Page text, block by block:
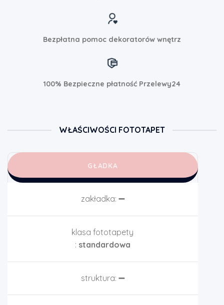
Bezpłatna pomoc dekoratorów wnętrz
100% Bezpieczne płatność Przelewy24
WŁAŚCIWOŚCI FOTOTAPET
GŁADKA
zakładka: ➖
klasa fototapety
: standardowa
struktura: ➖